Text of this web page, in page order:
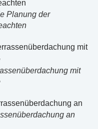
Planung der
mit
an